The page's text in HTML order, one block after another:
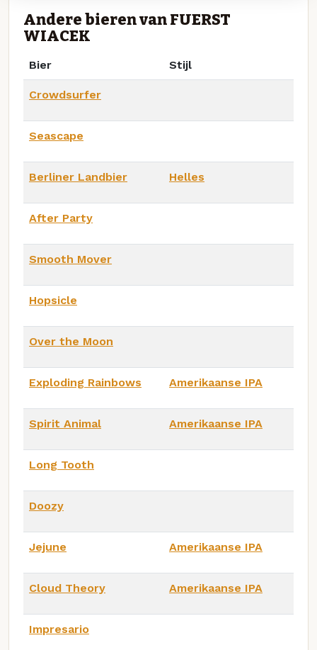
Andere bieren van FUERST
WIACEK
Bier Stijl
Crowdsurfer
Seascape
Berliner Landbier Helles
After Party
Smooth Mover
Hopsicle
Over the Moon
Exploding Rainbows Amerikaanse IPA
Spirit Animal Amerikaanse IPA
Long Tooth
Doozy
Jejune Amerikaanse IPA
Cloud Theory Amerikaanse IPA
Impresario